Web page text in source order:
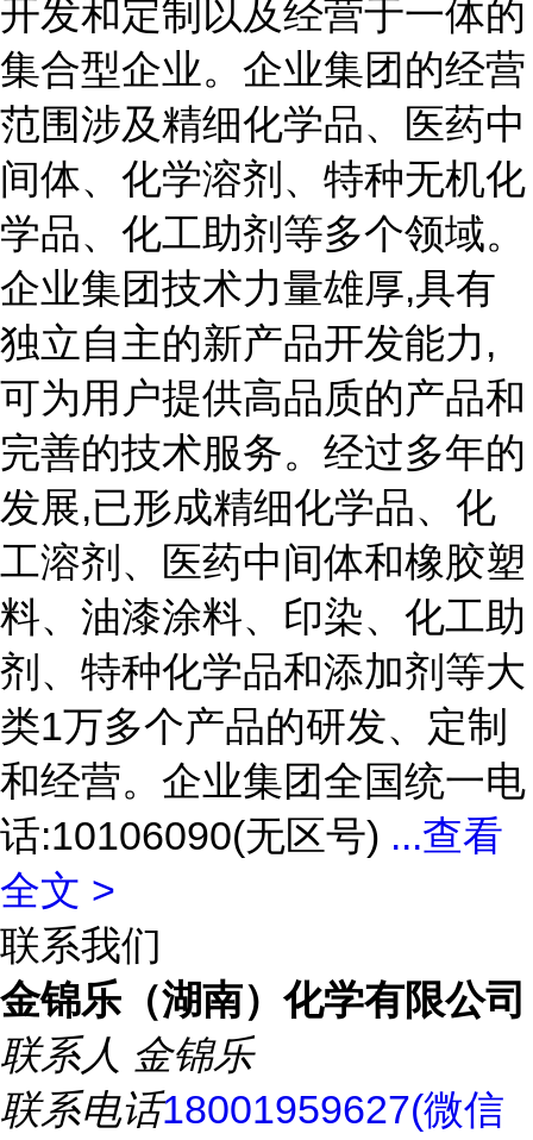
开发和定制以及经营于一体的
集合型企业。企业集团的经营
范围涉及精细化学品、医药中
间体、化学溶剂、特种无机化
学品、化工助剂等多个领域。
企业集团技术力量雄厚,具有
独立自主的新产品开发能力,
可为用户提供高品质的产品和
完善的技术服务。经过多年的
发展,已形成精细化学品、化
工溶剂、医药中间体和橡胶塑
料、油漆涂料、印染、化工助
剂、特种化学品和添加剂等大
类1万多个产品的研发、定制
和经营。企业集团全国统一电
话:10106090(无区号) ...查看
全文 >
联系我们
金锦乐（湖南）化学有限公司
联系人 金锦乐
联系电话18001959627(微信